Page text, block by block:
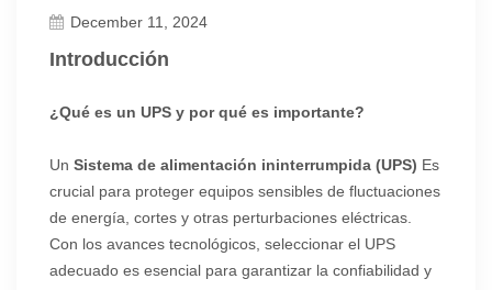
December 11, 2024
Introducción
¿Qué es un UPS y por qué es importante?
Un Sistema de alimentación ininterrumpida (UPS) Es
crucial para proteger equipos sensibles de fluctuaciones
de energía, cortes y otras perturbaciones eléctricas.
Con los avances tecnológicos, seleccionar el UPS
adecuado es esencial para garantizar la confiabilidad y